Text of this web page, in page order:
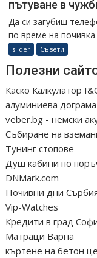
пътуване в
Да си загубиш
по време на
slider Съвети
Полезни
Каско Калкулатор
алуминиева дограма
veber.bg - немски
Събиране на
Тунинг стопове
Душ кабини по
DNMark.com
Почивни дни
Vip-Watches
Кредити в град
Матраци Варна
къртене на бетон